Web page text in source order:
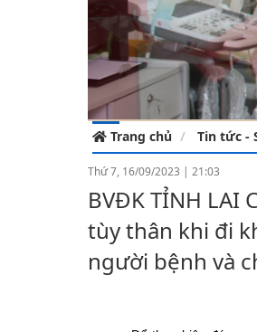
Trang chủ Tin tức -
Thứ 7, 16/09/2023 | 21:03
BVĐK TỈNH LAI
tùy thân khi đi
người bệnh và